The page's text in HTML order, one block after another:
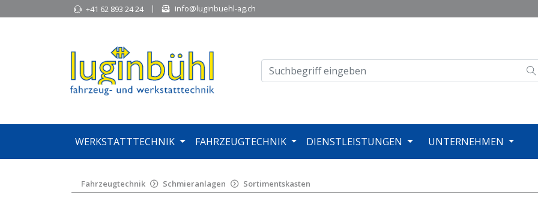
+41 62 893 24 24 info@luginbuehl-ag.ch
WERKSTATTTECHNIK FAHRZEUGTECHNIK DIENSTLEISTUNGEN UNTERNEHMEN
Fahrzeugtechnik Schmieranlagen Sortimentskasten